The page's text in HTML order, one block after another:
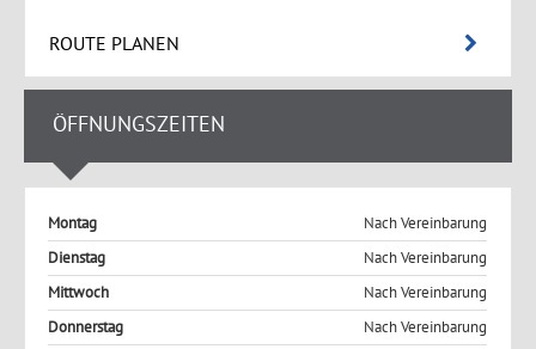
ROUTE PLANEN
ÖFFNUNGSZEITEN
Montag
Nach Vereinbarung
Dienstag
Nach Vereinbarung
Mittwoch
Nach Vereinbarung
Donnerstag
Nach Vereinbarung